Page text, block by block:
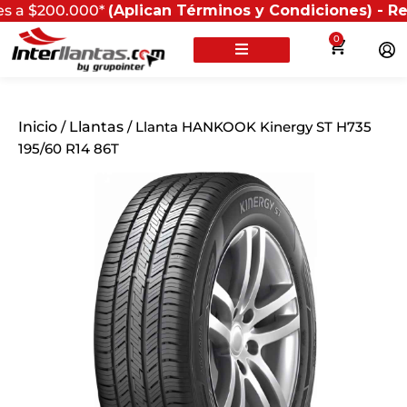
(Aplican Términos y Condiciones) -
0
Inicio / Llantas / Llanta HANKOOK Kinergy ST H735
195/60 R14 86T